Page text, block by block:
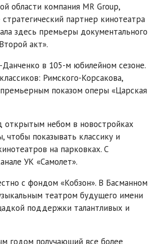
области компания MR Group,
партнер кинотеатра
здесь премьеры документального
акт».
Данченко в 105-м юбилейном сезоне.
Римского-Корсакова,
показом оперы «Царская
открытым небом в новостройках
показывать классику и
на парковках. С
УК «Самолет».
с фондом «Кобзон». В Басманном
театром будущего имени
поддержки талантливых и
годом получающий все более